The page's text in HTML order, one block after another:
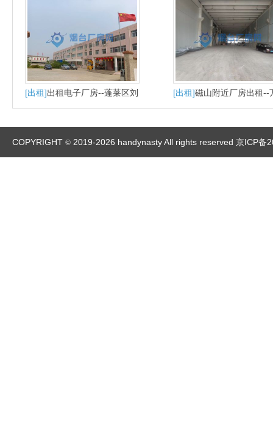
[出租]出租电子厂房--蓬莱区刘
家沟镇工业园
[出租]磁山附近厂房出租--
总部紧邻
COPYRIGHT © 2019-2026 handynasty All rights reserved 京ICP备